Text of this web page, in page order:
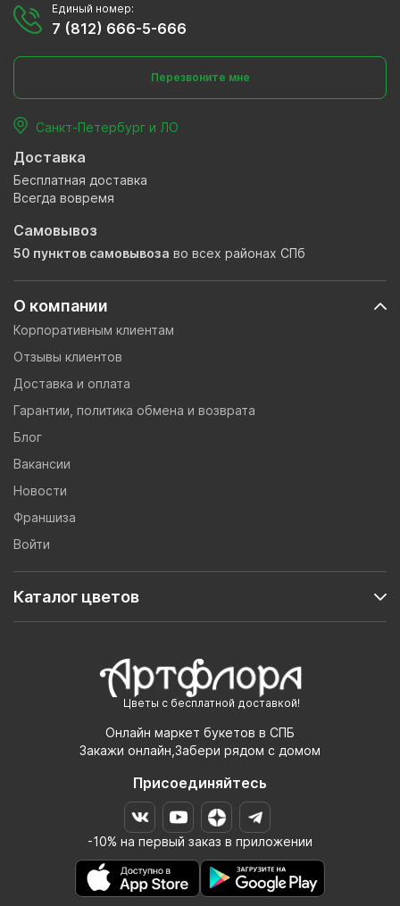
Цветы с бесплатной доставкой!
Онлайн маркет букетов в СПБ
Закажи онлайн,Забери рядом с домом
Присоединяйтесь
-10% на первый заказ в приложении
О компании
Корпоративным клиентам
Отзывы клиентов
Доставка и оплата
Гарантии, политика обмена и возврата
Блог
Вакансии
Новости
Франшиза
Войти
Каталог цветов
Единый номер:
7 (812) 666-5-666
Перезвоните мне
Санкт-Петербург и ЛО
Доставка
Бесплатная доставка
Всегда вовремя
Самовывоз
50 пунктов самовывоза во всех районах СПб